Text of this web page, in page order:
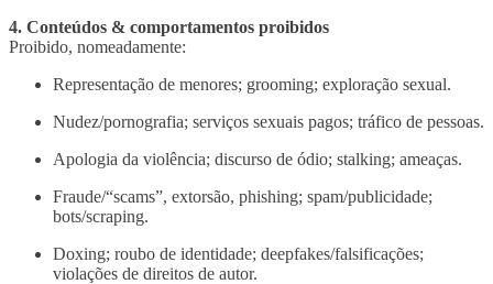
4. Conteúdos & comportamentos proibidos
Proibido, nomeadamente:
Representação de menores; grooming; exploração sexual.
Nudez/pornografia; serviços sexuais pagos; tráfico de pessoas.
Apologia da violência; discurso de ódio; stalking; ameaças.
Fraude/“scams”, extorsão, phishing; spam/publicidade;
bots/scraping.
Doxing; roubo de identidade; deepfakes/falsificações;
violações de direitos de autor.